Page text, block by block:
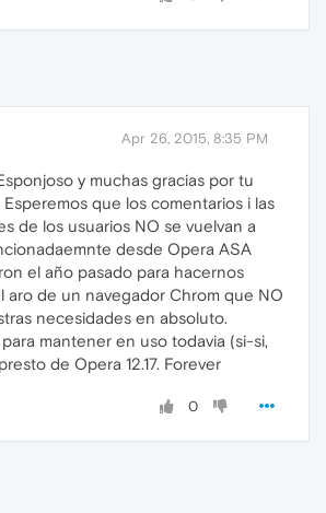
Apr 26, 2015, 8:35 PM
y muchas gracias por tu
que los comentarios i las
de los usuarios NO se vuelvan a
desde Opera ASA
el año pasado para hacernos
aro de un navegador Chrom que NO
necesidades en absoluto.
mantener en uso todavia (si-si,
de Opera 12.17. Forever
0